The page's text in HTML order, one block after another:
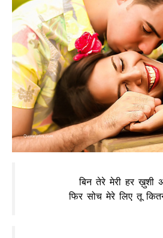
बिन तेरे मेरी हर ख़ुशी
फिर सोच मेरे लिए तू